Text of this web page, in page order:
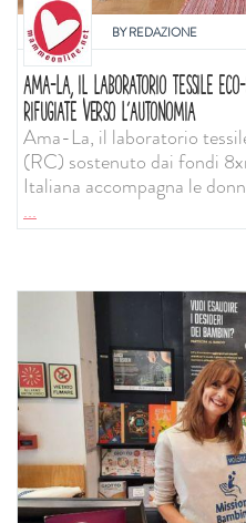
BYREDAZIONE
AMA-LA, IL LABORATORIO TESSILE
RIFUGIATE VERSO L’AUTONOMIA
Ama-La, il laboratorio
(RC) sostenuto dai fondi
Italiana accompagna le
...